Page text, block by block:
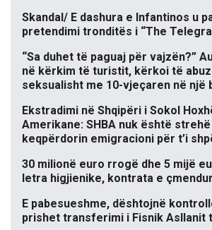
Skandal/ E dashura e Infantinos u
pretendimi tronditës i “The
“Sa duhet të paguaj për vajzën?”
në kërkim të turistit, kërkoi të
seksualisht me 10-vjeçaren në një
Ekstradimi në Shqipëri i Sokol
Amerikane: SHBA nuk është
keqpërdorin emigracioni për t’i
30 milionë euro rrogë dhe 5 mijë
letra higjienike, kontrata e
E pabesueshme, dështojnë
prishet transferimi i Fisnik Asllanit